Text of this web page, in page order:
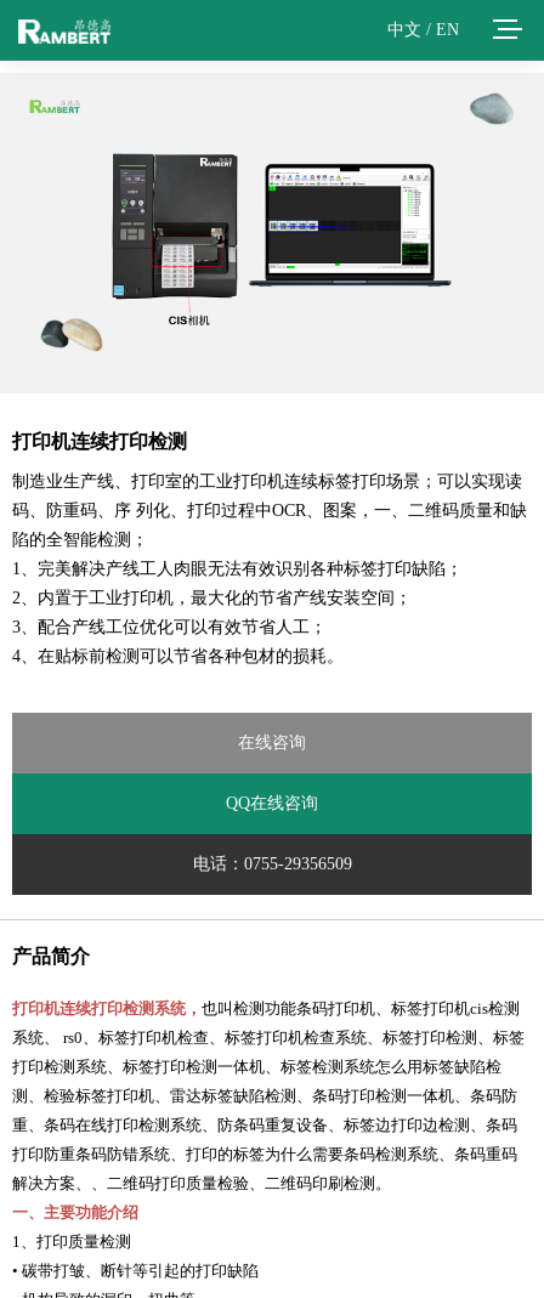
中文 / EN
打印机连续打印检测
制造业生产线、打印室的工业打印机连续标签打印场景；可以实现读
码、防重码、序 列化、打印过程中OCR、图案，一、二维码质量和缺
陷的全智能检测；
1、完美解决产线工人肉眼无法有效识别各种标签打印缺陷；
2、内置于工业打印机，最大化的节省产线安装空间；
3、配合产线工位优化可以有效节省人工；
4、在贴标前检测可以节省各种包材的损耗。
在线咨询
QQ在线咨询
电话：0755-29356509
产品简介
打印机连续打印检测系统， 也叫检测功能条码打印机、标签打印机cis检测
系统、 rs0、标签打印机检查、标签打印机检查系统、标签打印检测、标签
打印检测系统、标签打印检测一体机、标签检测系统怎么用标签缺陷检
测、检验标签打印机、雷达标签缺陷检测、条码打印检测一体机、条码防
重、条码在线打印检测系统、防条码重复设备、标签边打印边检测、条码
打印防重条码防错系统、打印的标签为什么需要条码检测系统、条码重码
解决方案、、二维码打印质量检验、二维码印刷检测。
一、主要功能介绍
1、打印质量检测
• 碳带打皱、断针等引起的打印缺陷